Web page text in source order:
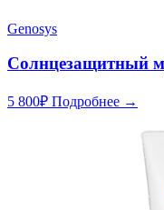
Genosys
Солнцезащитный
5 800₽ Подробнее →